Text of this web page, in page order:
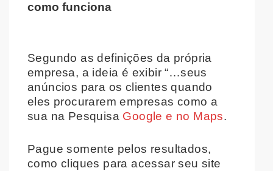
como funciona
Segundo as definições da própria
empresa, a ideia é exibir “…seus
anúncios para os clientes quando
eles procurarem empresas como a
sua na Pesquisa Google e no Maps.
Pague somente pelos resultados,
como cliques para acessar seu site